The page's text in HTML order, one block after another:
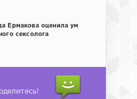
Ермакова оценила ум
сексолога